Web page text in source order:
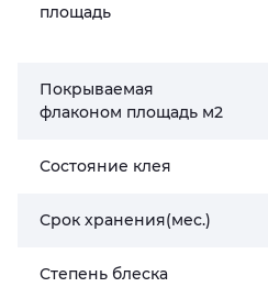
площадь
Покрываемая
флаконом площадь м2
Состояние клея
Срок хранения(мес.)
Степень блеска